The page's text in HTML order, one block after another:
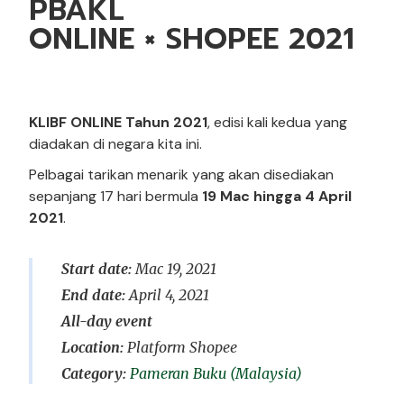
PBAKL
ONLINE × SHOPEE 2021
Start date:Mac 19, 2021
End date:April 4, 2021
All-day event
Location: Platform Shopee
Pameran Buku (Malaysia)
KLIBF ONLINE Tahun 2021, edisi kali kedua yang
diadakan di negara kita ini.
Pelbagai tarikan menarik yang akan disediakan
sepanjang 17 hari bermula 19 Mac hingga 4 April
2021.